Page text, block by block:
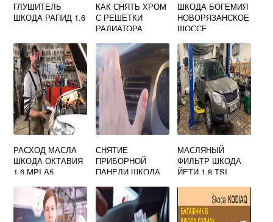
ГЛУШИТЕЛЬ
ШКОДА РАПИД 1.6
КАК СНЯТЬ ХРОМ
С РЕШЕТКИ
РАДИАТОРА
A5
ШКОДА БОГЕМИЯ
НОВОРЯЗАНСКОЕ
ШОССЕ
РАСХОД МАСЛА
ШКОДА ОКТАВИЯ
1.6 MPI А5
СНЯТИЕ
ПРИБОРНОЙ
ПАНЕЛИ ШКОДА
МАСЛЯНЫЙ
ФИЛЬТР ШКОДА
ЙЕТИ 1.8 TSI